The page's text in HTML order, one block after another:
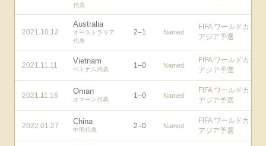
代表
2021.10.12
Australia
オーストラリア
代表
2–1 Named
FIFA ワールドカップ
アジア予選
2021.11.11 Vietnam
ベトナム代表 1–0 Named
FIFA ワールドカップ
アジア予選
2021.11.16 Oman
オマーン代表 1–0 Named
FIFA ワールドカップ
アジア予選
2022.01.27 China
中国代表 2–0 Named
FIFA ワールドカップ
アジア予選